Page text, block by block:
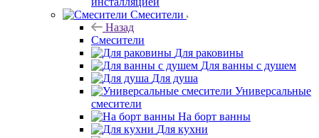
Смесители
Назад
Смесители
Для раковины
Для ванны с душем
Для душа
Универсальные
смесители
На борт ванны
Для кухни